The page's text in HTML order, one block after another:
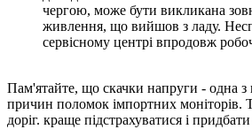
чергою, може бути викликана
живлення, що вийшов з ладу.
сервісному центрі впродовж
Пам'ятайте, що скачки напруги - одна
причин поломок імпортних моніторів.
доріг. краще підстрахуватися і